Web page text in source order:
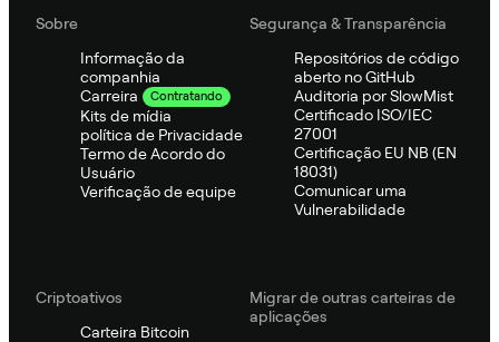
Sobre
Informação da
companhia
Carreira
Contratando
Kits de mídia
política de Privacidade
Termo de Acordo do
Usuário
Verificação de equipe
Segurança & Transparência
Repositórios de código
aberto no GitHub
Auditoria por SlowMist
Certificado ISO/IEC
27001
Certificação EU NB (EN
18031)
Comunicar uma
Vulnerabilidade
Criptoativos
Carteira Bitcoin
Migrar de outras carteiras de
aplicações